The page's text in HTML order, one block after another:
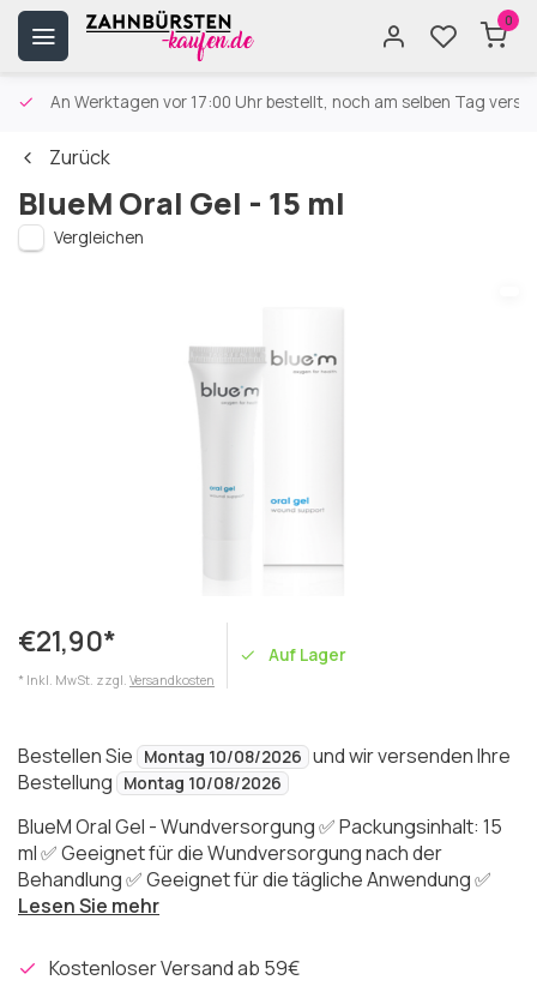
0
An Werktagen vor 17:00 Uhr bestellt, noch am selben Tag
Zurück
BlueM Oral Gel - 15 ml
Vergleichen
€21,90*
* Inkl. MwSt. zzgl. Versandkosten
Auf Lager
Bestellen Sie Montag 10/08/2026 und wir versenden Ihre
Bestellung
Montag 10/08/2026
BlueM Oral Gel - Wundversorgung ✅ Packungsinhalt: 15
ml ✅ Geeignet für die Wundversorgung nach der
Behandlung ✅ Geeignet für die tägliche Anwendung ✅
Lesen Sie mehr
Kostenloser Versand ab 59€